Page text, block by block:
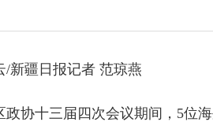
/新疆日报记者 范琼燕
政协十三届四次会议期间，5位